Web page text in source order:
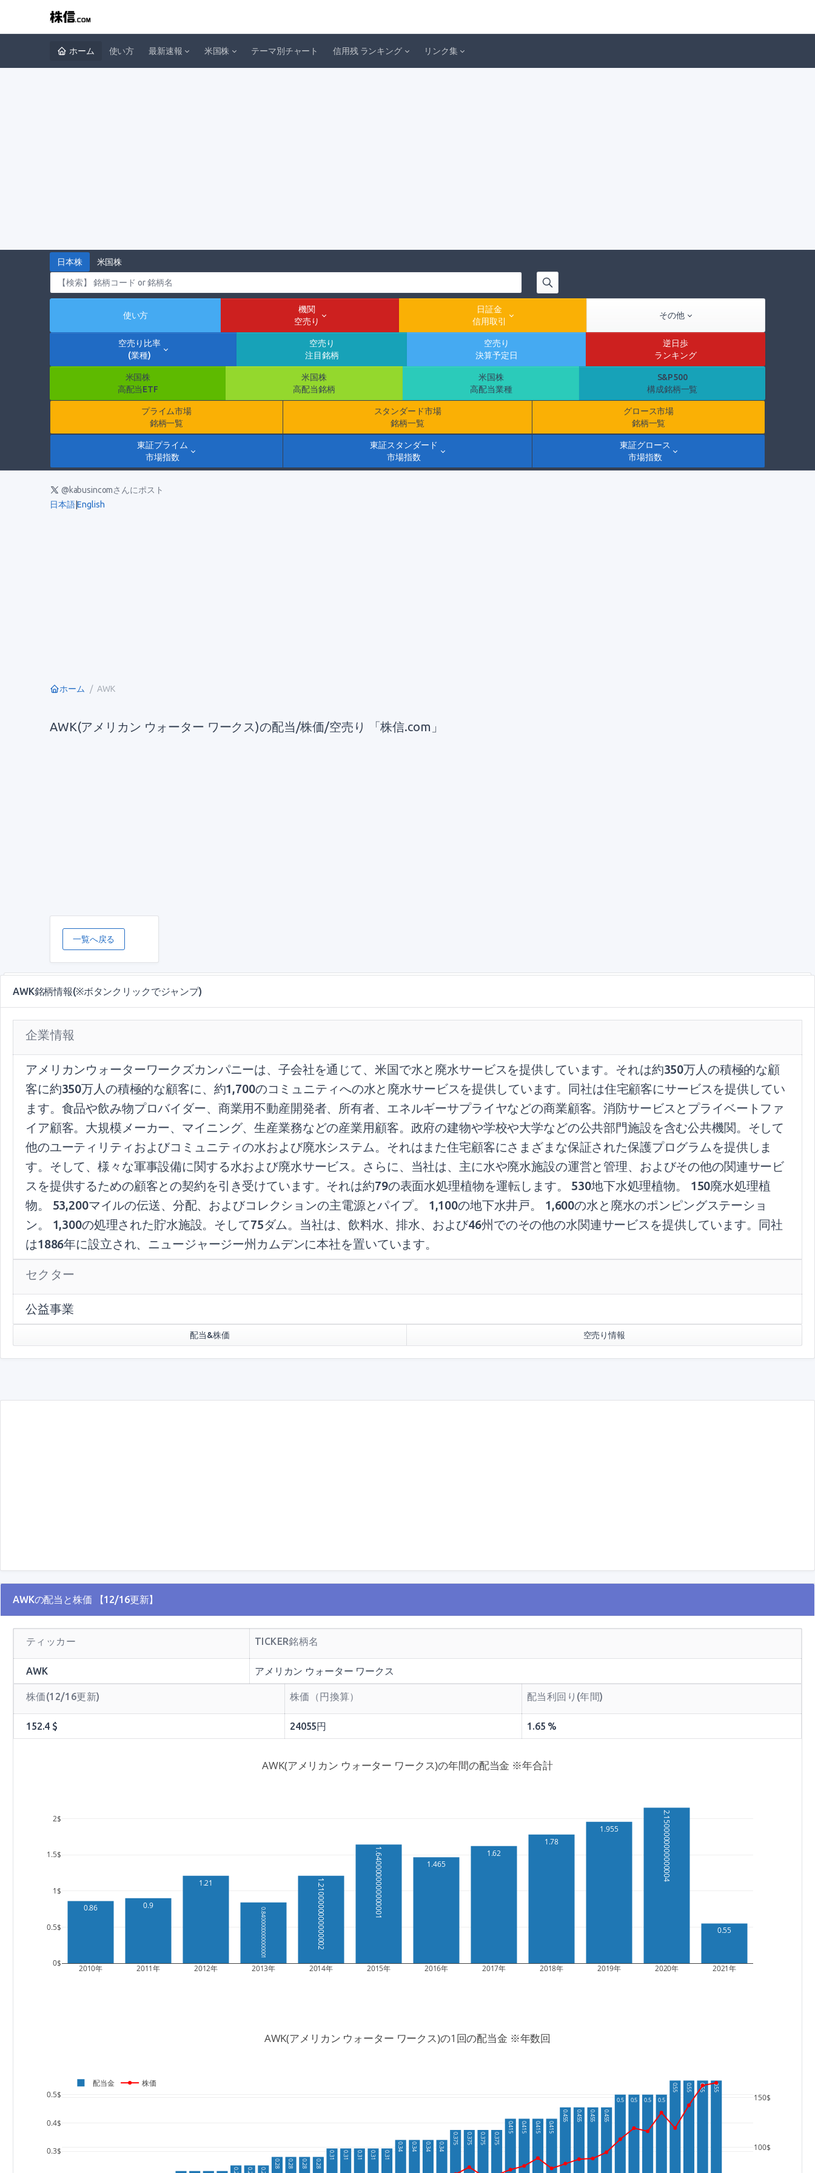
ホーム 使い方 最新速報 米国株 テーマ別チャート 信用残 ランキング リンク集
日本株 米国株
使い方
機関
空売り
日証金
信用取引
その他
空売り比率
(業種)
空売り
注目銘柄
空売り
決算予定日
逆日歩
ランキング
米国株
高配当ETF
米国株
高配当銘柄
米国株
高配当業種
S&P500
構成銘柄一覧
プライム市場
銘柄一覧
スタンダード市場
銘柄一覧
グロース市場
銘柄一覧
東証プライム
市場指数
東証スタンダード
市場指数
東証グロース
市場指数
@kabusincomさんにポスト
日本語|English
ホーム AWK
AWK(アメリカン ウォーター ワークス)の配当/株価/空売り 「株信.com」
一覧へ戻る
AWK銘柄情報(※ボタンクリックでジャンプ)
企業情報
アメリカンウォーターワークズカンパニーは、子会社を通じて、米国で水と廃水サービスを提供しています。それは約350万人の積極的な顧
客に約350万人の積極的な顧客に、約1,700のコミュニティへの水と廃水サービスを提供しています。同社は住宅顧客にサービスを提供してい
ます。食品や飲み物プロバイダー、商業用不動産開発者、所有者、エネルギーサプライヤなどの商​​業顧客。消防サービスとプライベートファ
イア顧客。大規模メーカー、マイニング、生産業務などの産業用顧客。政府の建物や学校や大学などの公共部門施設を含む公共機関。そして
他のユーティリティおよびコミュニティの水および廃水システム。それはまた住宅顧客にさまざまな保証された保護プログラムを提供しま
す。そして、様々な軍事設備に関する水および廃水サービス。さらに、当社は、主に水や廃水施設の運営と管理、およびその他の関連サービ
スを提供するための顧客との契約を引き受けています。それは約79の表面水処理植物を運転します。 530地下水処理植物。 150廃水処理植
物。 53,200マイルの伝送、分配、およびコレクションの主電源とパイプ。 1,100の地下水井戸。 1,600の水と廃水のポンピングステーショ
ン。 1,300の処理された貯水施設。そして75ダム。当社は、飲料水、排水、および46州でのその他の水関連サービスを提供しています。同社
は1886年に設立され、ニュージャージー州カムデンに本社を置いています。
セクター
公益事業
配当&株価 空売り情報
AWKの配当と株価 【12/16更新】
ティッカー TICKER銘柄名
AWK アメリカン ウォーター ワークス
株価(12/16更新) 株価（円換算） 配当利回り(年間)
152.4 $ 24055円 1.65 %
0.86 0.9
1.21
0.8400000000000001 1.2100000000000002 1.6400000000000001 1.465
1.62
1.78
1.955 2.1500000000000004
0.55
2010年 2011年 2012年 2013年 2014年 2015年 2016年 2017年 2018年 2019年 2020年 2021年
0$
0.5$
1$
1.5$
2$
AWK(アメリカン ウォーター ワークス)の年間の配当金 ※年合計
0.28 0.28 0.28 0.28
0.31 0.31 0.31 0.31 0.31
0.34 0.34 0.34 0.34
0.375 0.375 0.375 0.375
0.415 0.415 0.415 0.415
0.455 0.455 0.455 0.455
0.5 0.5 0.5 0.5
0.55 0.55 0.55 0.55
0.3$
0.4$
0.5$
100$
150$
配当金 株価
AWK(アメリカン ウォーター ワークス)の1回の配当金 ※年数回